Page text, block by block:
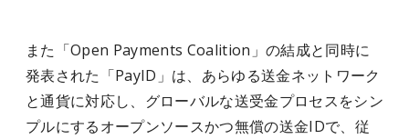
また「Open Payments Coalition」の結成と同時に
発表された「PayID」は、あらゆる送金ネットワーク
と通貨に対応し、グローバルな送受金プロセスをシン
プルにするオープンソースかつ無償の送金IDで、従